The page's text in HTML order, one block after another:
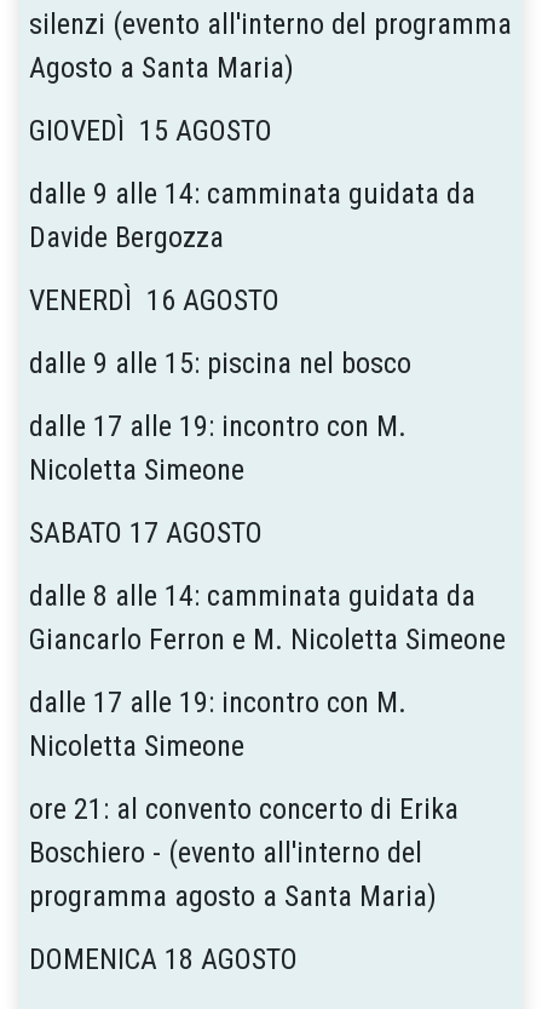
silenzi (evento all'interno del programma
Agosto a Santa Maria)
GIOVEDÌ 15 AGOSTO
dalle 9 alle 14: camminata guidata da
Davide Bergozza
VENERDÌ 16 AGOSTO
dalle 9 alle 15: piscina nel bosco
dalle 17 alle 19: incontro con M.
Nicoletta Simeone
SABATO 17 AGOSTO
dalle 8 alle 14: camminata guidata da
Giancarlo Ferron e M. Nicoletta Simeone
dalle 17 alle 19: incontro con M.
Nicoletta Simeone
ore 21: al convento concerto di Erika
Boschiero - (evento all'interno del
programma agosto a Santa Maria)
DOMENICA 18 AGOSTO